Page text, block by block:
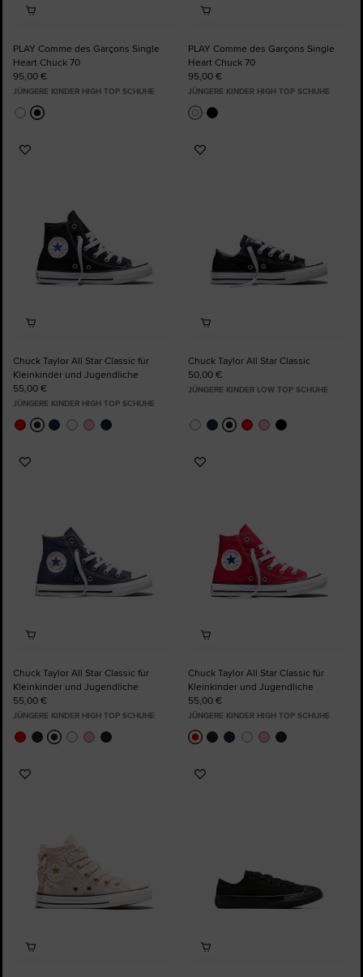
PLAY Comme des Garçons Single
Heart Chuck 70
95,00 €
JÜNGERE KINDER HIGH TOP SCHUHE
PLAY Comme des Garçons Single
Heart Chuck 70
95,00 €
JÜNGERE KINDER HIGH TOP SCHUHE
Zu
Chuck Taylor All Star Classic für
Kleinkinder und Jugendliche
55,00 €
JÜNGERE KINDER HIGH TOP SCHUHE
Zu
Chuck Taylor All Star Classic
50,00 €
JÜNGERE KINDER LOW TOP SCHUHE
Zu
Chuck Taylor All Star Classic für
Kleinkinder und Jugendliche
55,00 €
JÜNGERE KINDER HIGH TOP SCHUHE
Zu
Chuck Taylor All Star Classic für
Kleinkinder und Jugendliche
55,00 €
JÜNGERE KINDER HIGH TOP SCHUHE
Zu
Zu